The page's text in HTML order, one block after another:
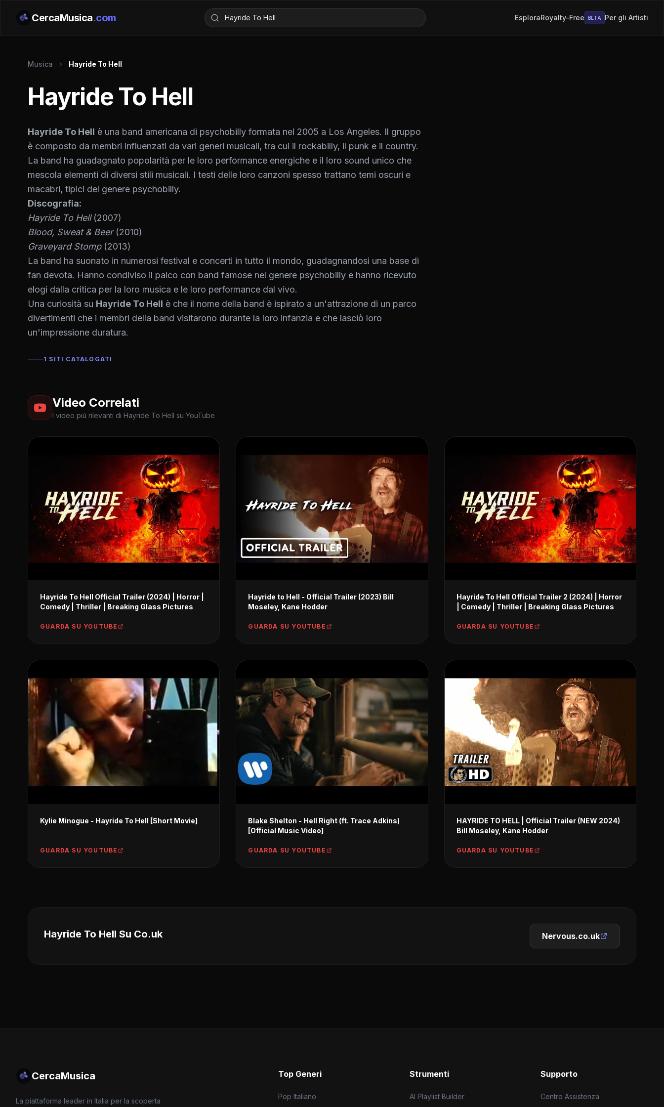
CercaMusica.com EsploraRoyalty-Free BETA Per gli Artisti
Musica Hayride To Hell
Hayride To Hell
Hayride To Hell è una band americana di psychobilly formata nel 2005 a Los Angeles. Il gruppo
è composto da membri influenzati da vari generi musicali, tra cui il rockabilly, il punk e il country.
La band ha guadagnato popolarità per le loro performance energiche e il loro sound unico che
mescola elementi di diversi stili musicali. I testi delle loro canzoni spesso trattano temi oscuri e
macabri, tipici del genere psychobilly.
Discografia:
Hayride To Hell(2007)
Blood, Sweat & Beer(2010)
Graveyard Stomp(2013)
La band ha suonato in numerosi festival e concerti in tutto il mondo, guadagnandosi una base di
fan devota. Hanno condiviso il palco con band famose nel genere psychobilly e hanno ricevuto
elogi dalla critica per la loro musica e le loro performance dal vivo.
Una curiosità su Hayride To Hell è che il nome della band è ispirato a un'attrazione di un parco
divertimenti che i membri della band visitarono durante la loro infanzia e che lasciò loro
un'impressione duratura.
1 SITI CATALOGATI
Video Correlati
I video più rilevanti di Hayride To Hell su YouTube
Hayride To Hell Official Trailer (2024) | Horror |
Comedy | Thriller | Breaking Glass Pictures
GUARDA SU YOUTUBE
Hayride to Hell - Official Trailer (2023) Bill
Moseley, Kane Hodder
GUARDA SU YOUTUBE
Hayride To Hell Official Trailer 2 (2024) | Horror
| Comedy | Thriller | Breaking Glass Pictures
GUARDA SU YOUTUBE
Kylie Minogue - Hayride To Hell [Short Movie]
GUARDA SU YOUTUBE
Blake Shelton - Hell Right (ft. Trace Adkins)
[Official Music Video]
GUARDA SU YOUTUBE
HAYRIDE TO HELL | Official Trailer (NEW 2024)
Bill Moseley, Kane Hodder
GUARDA SU YOUTUBE
Hayride To Hell Su Co.uk Nervous.co.uk
CercaMusica
La piattaforma leader in Italia per la scoperta
Top Generi
Pop Italiano
Strumenti
AI Playlist Builder
Supporto
Centro Assistenza